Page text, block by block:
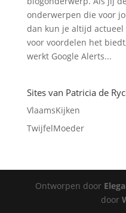
onderwerpen die voor
dan kun je altijd
voor voordelen het
werkt Google Alerts...
Sites van Patricia de
VlaamsKijken
TwijfelMoeder
Ontworpen door
door